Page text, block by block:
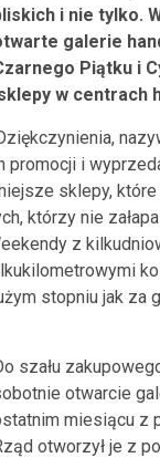
i nie tylko.
galerie
Piątku i
w centrach
promocji i
sklepy,
którzy nie
z
stopniu jak za
szału
otwarcie
miesiącu z
otworzył je z